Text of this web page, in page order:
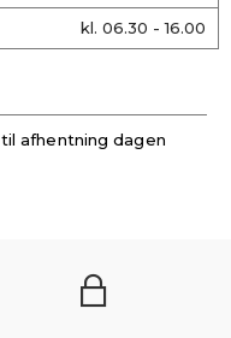
kl. 06.30 - 16.00
til afhentning dagen